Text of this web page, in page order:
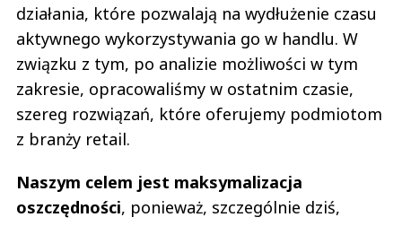
działania, które pozwalają na wydłużenie czasu
aktywnego wykorzystywania go w handlu. W
związku z tym, po analizie możliwości w tym
zakresie, opracowaliśmy w ostatnim czasie,
szereg rozwiązań, które oferujemy podmiotom
z branży retail.
Naszym celem jest maksymalizacja
oszczędności, ponieważ, szczególnie dziś,